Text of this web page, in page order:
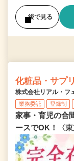
後で見る
化粧品・サプ
株式会社リアル・フ
業務委託 登録制
家事・育児の合
ースでOK！〈東